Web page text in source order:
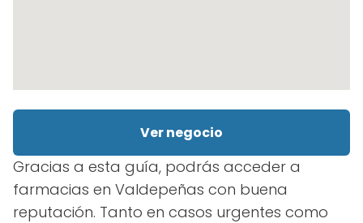
Ver negocio
Gracias a esta guía, podrás acceder a
farmacias en Valdepeñas con buena
reputación. Tanto en casos urgentes como